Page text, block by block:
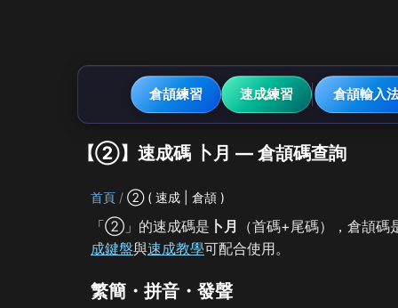
倉頡練習 速成練習 倉頡輸入
【②】速成碼 卜月 — 倉頡碼查詢
首頁 ② ( 速成 | 倉頡 )
「②」的速成碼是 卜月
（首碼+尾碼），倉頡
成鍵盤與速成教學可配合使用。
繁簡・拼音・發聲